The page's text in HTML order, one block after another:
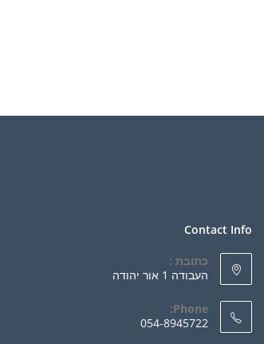
Contact Info
כתובת :
העבודה 1 אור יהודה
Phone:
054-8945722